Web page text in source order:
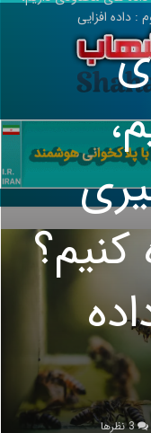
: داده افزایی
3 نظرها